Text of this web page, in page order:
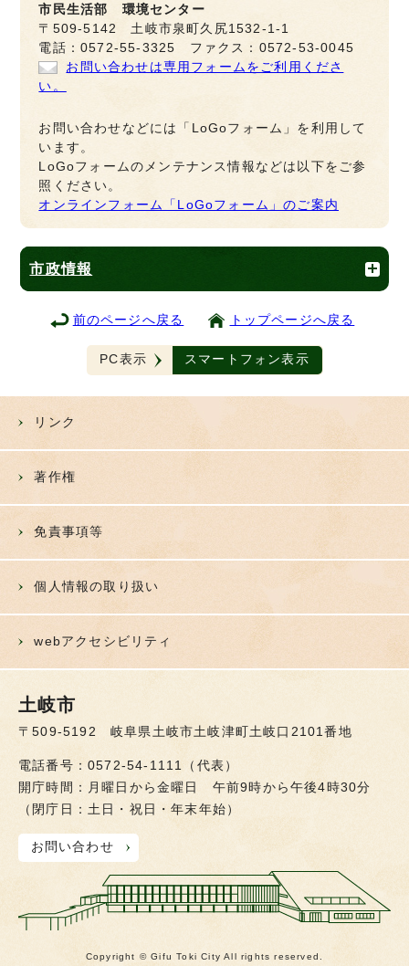
市民生活部 環境センター
〒509-5142 土岐市泉町久尻1532-1-1
電話：0572-55-3325 ファクス：0572-53-0045
お問い合わせは専用フォームをご利用くださ
い。
お問い合わせなどには「LoGoフォーム」を利用して
います。
LoGoフォームのメンテナンス情報などは以下をご参
照ください。
オンラインフォーム「LoGoフォーム」のご案内
市政情報
前のページへ戻る トップページへ戻る
PC表示 スマートフォン表示
リンク
著作権
免責事項等
個人情報の取り扱い
webアクセシビリティ
土岐市
〒509-5192 岐阜県土岐市土岐津町土岐口2101番地
電話番号：0572-54-1111（代表）
開庁時間：月曜日から金曜日 午前9時から午後4時30分
（閉庁日：土日・祝日・年末年始）
お問い合わせ
Copyright © Gifu Toki City All rights reserved.